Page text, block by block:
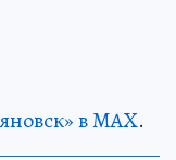
в MAX.